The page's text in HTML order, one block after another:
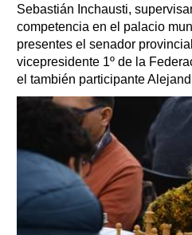
Sebastián Inchausti,
competencia en el palacio
presentes el senador
vicepresidente 1º de la
el también participante